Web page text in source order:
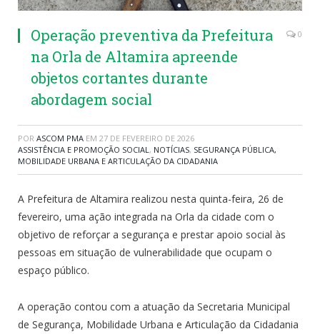
Operação preventiva da Prefeitura
na Orla de Altamira apreende
objetos cortantes durante
abordagem social
0
POR ASCOM PMA EM 27 DE FEVEREIRO DE 2026
ASSISTÊNCIA E PROMOÇÃO SOCIAL , NOTÍCIAS, SEGURANÇA PÚBLICA,
MOBILIDADE URBANA E ARTICULAÇÃO DA CIDADANIA
A Prefeitura de Altamira realizou nesta quinta-feira, 26 de
fevereiro, uma ação integrada na Orla da cidade com o
objetivo de reforçar a segurança e prestar apoio social às
pessoas em situação de vulnerabilidade que ocupam o
espaço público.
A operação contou com a atuação da Secretaria Municipal
de Segurança, Mobilidade Urbana e Articulação da Cidadania